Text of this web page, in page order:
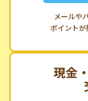
メールや
ポイントが
現金